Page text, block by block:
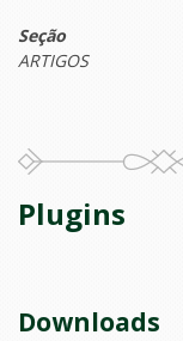
Seção
ARTIGOS
Plugins
Downloads